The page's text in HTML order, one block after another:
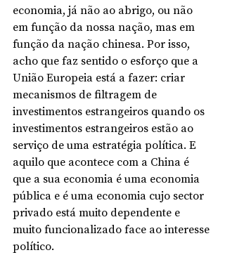
economia, já não ao abrigo, ou não
em função da nossa nação, mas em
função da nação chinesa. Por isso,
acho que faz sentido o esforço que a
União Europeia está a fazer: criar
mecanismos de filtragem de
investimentos estrangeiros quando os
investimentos estrangeiros estão ao
serviço de uma estratégia política. E
aquilo que acontece com a China é
que a sua economia é uma economia
pública e é uma economia cujo sector
privado está muito dependente e
muito funcionalizado face ao interesse
político.